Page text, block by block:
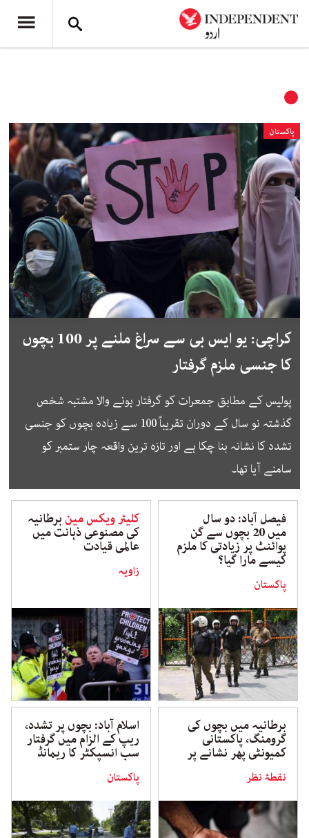
پاکستان
کراچی: یو ایس بی سے سراغ ملنے پر 100 بچوں
کا جنسی ملزم گرفتار
پولیس کے مطابق جمعرات کو گرفتار ہونے والا مشتبہ شخص
گذشتہ نو سال کے دوران تقریباً 100 سے زیادہ بچوں کو جنسی
تشدد کا نشانہ بنا چکا ہے اور تازہ ترین واقعہ چار ستمبر کو
سامنے آیا تھا۔
فیصل آباد: دو سال
میں 20 بچوں سے گن
پوائنٹ پر زیادتی کا ملزم
کیسے مارا گیا؟
پاکستان
کلیئر ویکس مینبرطانیہ
کی مصنوعی ذہانت میں
عالمی قیادت
زاویہ
برطانیہ میں بچوں کی
گرومنگ، پاکستانی
کمیونٹی پھر نشانے پر
نقطۂ نظر
اسلام آباد: بچوں پر تشدد،
ریپ کے الزام میں گرفتار
سب انسپکٹر کا ریمانڈ
پاکستان